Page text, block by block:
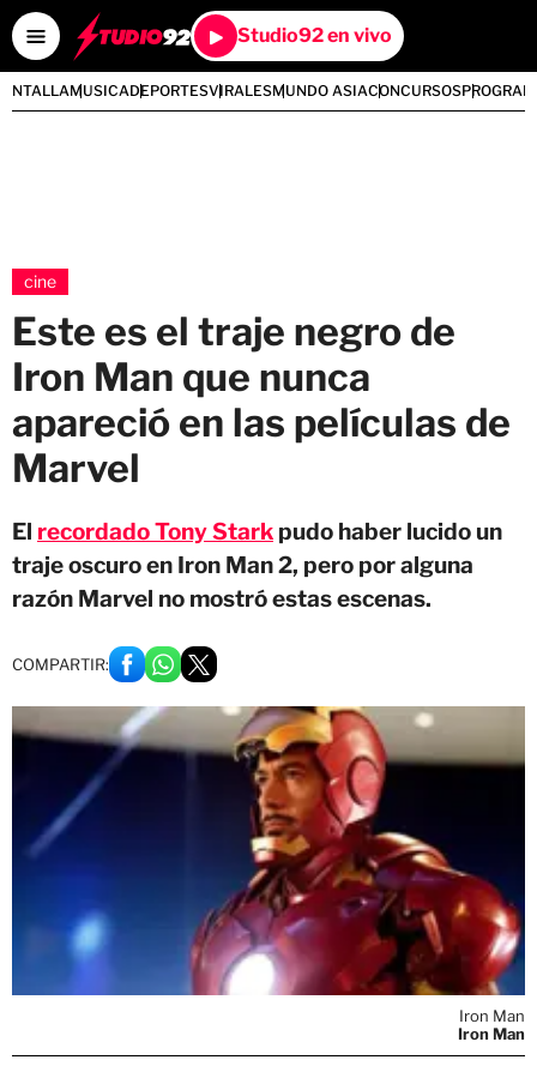
Studio92 en vivo
MUSICADEPORTESVIRALESMUNDO ASIACONCURSOS
cine
Este es el traje negro de
Iron Man que nunca
apareció en las películas de
Marvel
El recordado Tony Stark pudo haber lucido un
traje oscuro en Iron Man 2, pero por alguna
razón Marvel no mostró estas escenas.
COMPARTIR:
Iron Man
Iron Man